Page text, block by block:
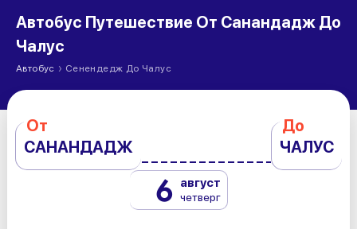
Автобус Путешествие От Санандадж До
Чалус
Автобус › Сенендедж До Чалус
От
САНАНДАДЖ
До
ЧАЛУС
6 август
четверг